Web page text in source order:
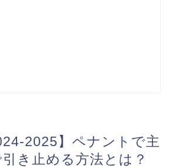
2025】ペナントで主
き止める方法とは？